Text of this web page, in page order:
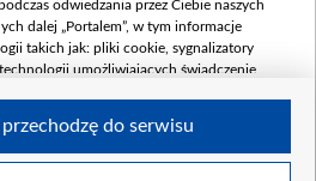
000 000,00 PLN
odwiedzania przez Ciebie naszych
dalej „Portalem”, w tym informacje
takich jak: pliki cookie, sygnalizatory
umożliwiających świadczenie
do serwisu